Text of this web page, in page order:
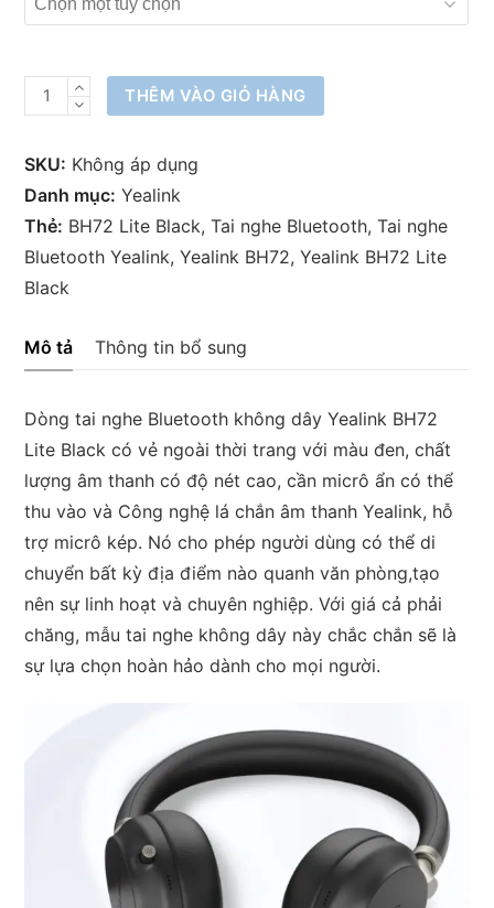
Tai
nghe
Bluetooth
Yealink
BH72
Lite
Black
lượng
THÊM VÀO GIỎ HÀNG
SKU: Không áp dụng
Danh mục: Yealink
Thẻ: BH72 Lite Black,Tai nghe Bluetooth,Tai nghe
Bluetooth Yealink,Yealink BH72,Yealink BH72 Lite
Black
Mô tả Thông tin bổ sung
Dòng tai nghe Bluetooth không dây Yealink BH72
Lite Black có vẻ ngoài thời trang với màu đen, chất
lượng âm thanh có độ nét cao, cần micrô ẩn có thể
thu vào và Công nghệ lá chắn âm thanh Yealink, hỗ
trợ micrô kép. Nó cho phép người dùng có thể di
chuyển bất kỳ địa điểm nào quanh văn phòng,tạo
nên sự linh hoạt và chuyên nghiệp. Với giá cả phải
chăng, mẫu tai nghe không dây này chắc chắn sẽ là
sự lựa chọn hoàn hảo dành cho mọi người.